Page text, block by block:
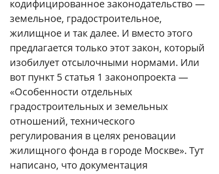
кодифицированное законодательство —
земельное, градостроительное,
жилищное и так далее. И вместо этого
предлагается только этот закон, который
изобилует отсылочными нормами. Или
вот пункт 5 статья 1 законопроекта —
«Особенности отдельных
градостроительных и земельных
отношений, технического
регулирования в целях реновации
жилищного фонда в городе Москве». Тут
написано, что документация